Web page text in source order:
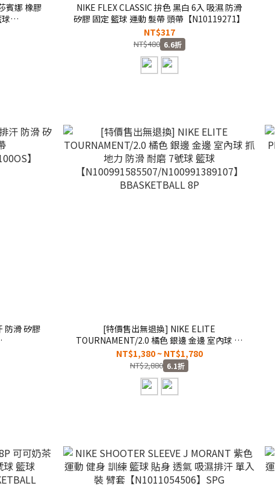
賓娜 橡膠
8P
NIKE FLEX CLASSIC 拚色 黑白 6入 吸濕 防滑
矽膠 固定 籃球 運動 髮帶 頭帶【N10119271】
NT$317
NT$480 6.6折
防滑 矽膠
】
[特價售出無退換] NIKE ELITE
TOURNAMENT/2.0 橘色 銀邊 金邊 室內球 抓
地力 防滑 耐磨 7號球 籃球
【N100991585507/N100991389107】
BBASKETBALL 8P
NT$1,380 ~ NT$1,780
NT$2,880 6.1折